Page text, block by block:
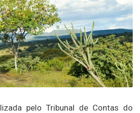
pelo Tribunal de Contas do